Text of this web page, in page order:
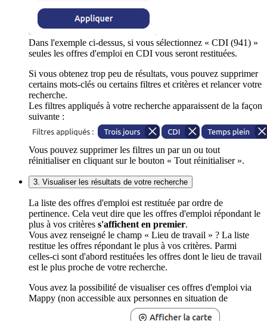
Dans l'exemple ci-dessus, si vous sélectionnez « CDI (941) »
seules les offres d'emploi en CDI vous seront restituées.
Si vous obtenez trop peu de résultats, vous pouvez supprimer
certains mots-clés ou certains filtres et critères et relancer votre
recherche.
Les filtres appliqués à votre recherche apparaissent de la façon
suivante :
Vous pouvez supprimer les filtres un par un ou tout
réinitialiser en cliquant sur le bouton « Tout réinitialiser ».
3. Visualiser les résultats de votre recherche
La liste des offres d'emploi est restituée par ordre de
pertinence. Cela veut dire que les offres d'emploi répondant le
plus à vos critères s'affichent en premier.
Vous avez renseigné le champ « Lieu de travail » ? La liste
restitue les offres répondant le plus à vos critères. Parmi
celles-ci sont d'abord restituées les offres dont le lieu de travail
est le plus proche de votre recherche.
Vous avez la possibilité de visualiser ces offres d'emploi via
Mappy (non accessible aux personnes en situation de